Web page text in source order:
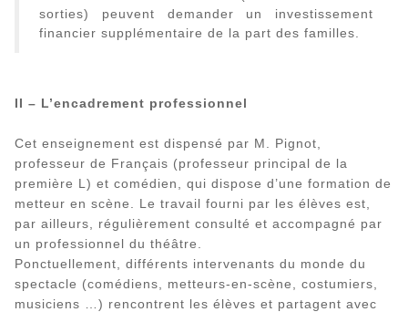
sorties) peuvent demander un investissement
financier supplémentaire de la part des familles.
II – L’encadrement professionnel
Cet enseignement est dispensé par M. Pignot,
professeur de Français (professeur principal de la
première L) et comédien, qui dispose d’une formation de
metteur en scène. Le travail fourni par les élèves est,
par ailleurs, régulièrement consulté et accompagné par
un professionnel du théâtre.
Ponctuellement, différents intervenants du monde du
spectacle (comédiens, metteurs-en-scène, costumiers,
musiciens …) rencontrent les élèves et partagent avec